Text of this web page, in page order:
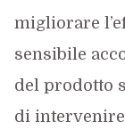
migliorare
sensibile
del prodotto
di